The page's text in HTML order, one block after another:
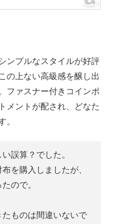
ンプルなスタイルが好評
の上ない高級感を醸し出
ファスナー付きコインポ
メントが配され、どなた
。
誤算？でした。
を購入しましたが、
ので。
ものは間違いないで